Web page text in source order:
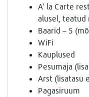
A' la Carte
alusel, teatud
Baarid – 5
WiFi
Kauplused
Pesumaja
Arst (lisatasu
Pagasiruum